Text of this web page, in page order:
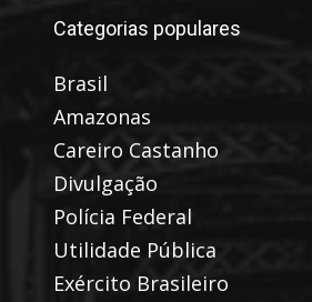
Categorias populares
Brasil
Amazonas
Careiro Castanho
Divulgação
Polícia Federal
Utilidade Pública
Exército Brasileiro